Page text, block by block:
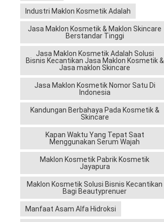
Industri Maklon Kosmetik Adalah
Jasa Maklon Kosmetik & Maklon Skincare
Berstandar Tinggi
Jasa Maklon Kosmetik Adalah Solusi
Bisnis Kecantikan Jasa Maklon Kosmetik &
Jasa maklon Skincare
Jasa Maklon Kosmetik Nomor Satu Di
Indonesia
Kandungan Berbahaya Pada Kosmetik &
Skincare
Kapan Waktu Yang Tepat Saat
Menggunakan Serum Wajah
Maklon Kosmetik Pabrik Kosmetik
Jayapura
Maklon Kosmetik Solusi Bisnis Kecantikan
Bagi Beautyprenuer
Manfaat Asam Alfa Hidroksi